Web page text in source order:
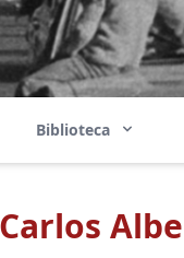
Biblioteca